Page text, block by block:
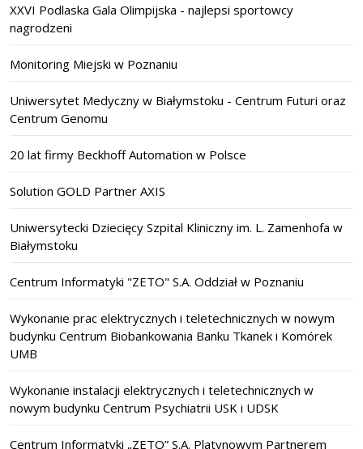
XXVI Podlaska Gala Olimpijska - najlepsi sportowcy
nagrodzeni
Monitoring Miejski w Poznaniu
Uniwersytet Medyczny w Białymstoku - Centrum Futuri oraz
Centrum Genomu
20 lat firmy Beckhoff Automation w Polsce
Solution GOLD Partner AXIS
Uniwersytecki Dziecięcy Szpital Kliniczny im. L. Zamenhofa w
Białymstoku
Centrum Informatyki "ZETO" S.A. Oddział w Poznaniu
Wykonanie prac elektrycznych i teletechnicznych w nowym
budynku Centrum Biobankowania Banku Tkanek i Komórek
UMB
Wykonanie instalacji elektrycznych i teletechnicznych w
nowym budynku Centrum Psychiatrii USK i UDSK
Centrum Informatyki „ZETO” S.A. Platynowym Partnerem